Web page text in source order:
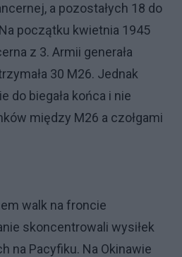
a pozostałych 18 do
początku kwietnia 1945
z 3. Armii generała
30 M26. Jednak
do biegała końca i nie
między M26 a czołgami
walk na froncie
skoncentrowali wysiłek
na Pacyfiku. Na Okinawie